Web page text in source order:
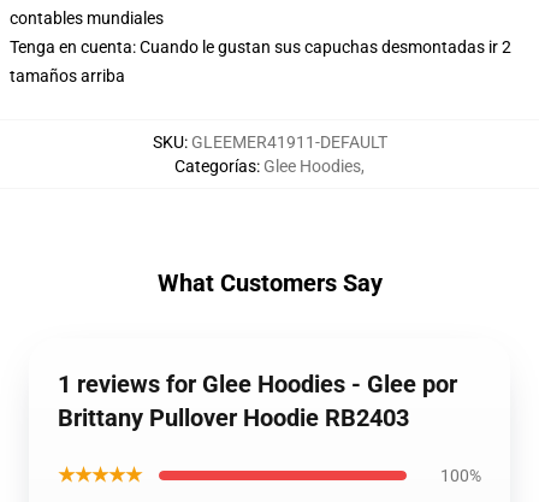
contables mundiales
Tenga en cuenta: Cuando le gustan sus capuchas desmontadas ir 2
tamaños arriba
SKU: GLEEMER41911-DEFAULT
Categorías: Glee Hoodies,
What Customers Say
1 reviews for Glee Hoodies - Glee por
Brittany Pullover Hoodie RB2403
★★★★★ 100%